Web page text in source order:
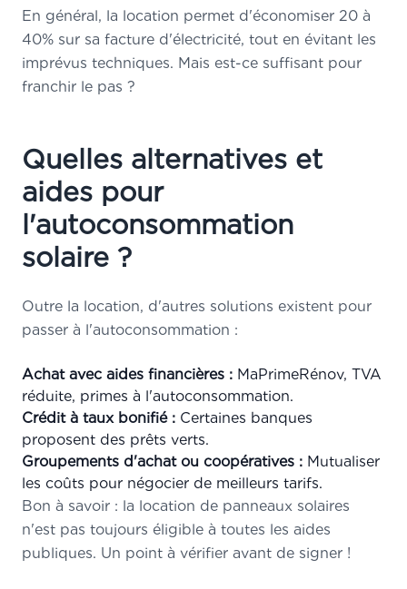
En général, la location permet d'économiser 20 à
40% sur sa facture d'électricité, tout en évitant les
imprévus techniques. Mais est-ce suffisant pour
franchir le pas ?
Quelles alternatives et
aides pour
l'autoconsommation
solaire ?
Outre la location, d'autres solutions existent pour
passer à l'autoconsommation :
Achat avec aides financières : MaPrimeRénov, TVA
réduite, primes à l'autoconsommation.
Crédit à taux bonifié : Certaines banques
proposent des prêts verts.
Groupements d'achat ou coopératives : Mutualiser
les coûts pour négocier de meilleurs tarifs.
Bon à savoir : la location de panneaux solaires
n'est pas toujours éligible à toutes les aides
publiques. Un point à vérifier avant de signer !